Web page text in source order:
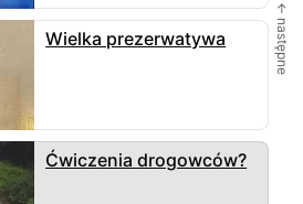
Wielka prezerwatywa
Ćwiczenia drogowców?
← następne